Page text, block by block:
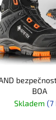
BOA
Skladem (7